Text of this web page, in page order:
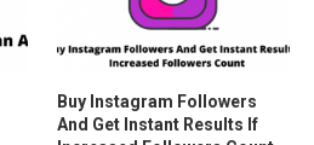
Buy Instagram Followers
And Get Instant Results If